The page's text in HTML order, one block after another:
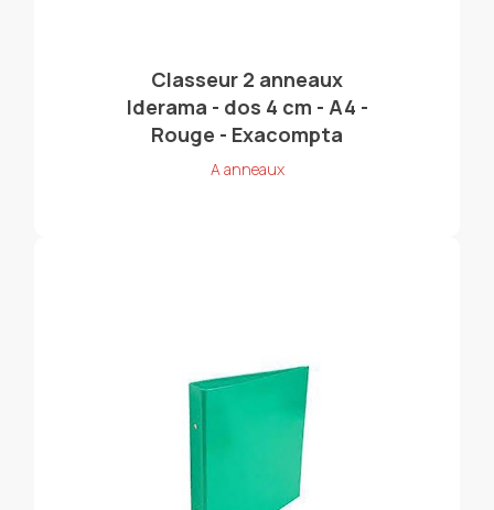
Classeur 2 anneaux
Iderama - dos 4 cm - A4 -
Rouge - Exacompta
A anneaux